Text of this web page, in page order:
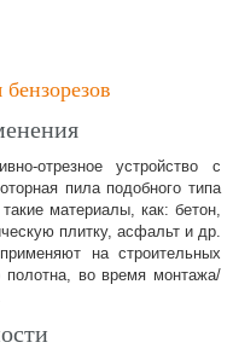
отрезное устройство с
пила подобного типа
материалы, как: бетон,
плитку, асфальт и др.
на строительных
во время монтажа/